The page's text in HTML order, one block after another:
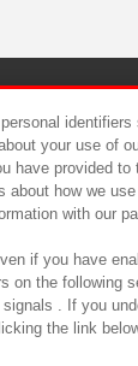
your use of
have provided
about how we
with our
if you have
on the following
. If you
the link